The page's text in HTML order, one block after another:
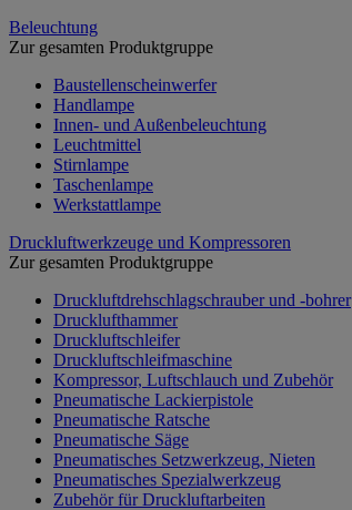
Beleuchtung
Zur gesamten Produktgruppe
Baustellenscheinwerfer
Handlampe
Innen- und Außenbeleuchtung
Leuchtmittel
Stirnlampe
Taschenlampe
Werkstattlampe
Druckluftwerkzeuge und Kompressoren
Zur gesamten Produktgruppe
Druckluftdrehschlagschrauber und -bohrer
Drucklufthammer
Druckluftschleifer
Druckluftschleifmaschine
Kompressor, Luftschlauch und Zubehör
Pneumatische Lackierpistole
Pneumatische Ratsche
Pneumatische Säge
Pneumatisches Setzwerkzeug, Nieten
Pneumatisches Spezialwerkzeug
Zubehör für Druckluftarbeiten